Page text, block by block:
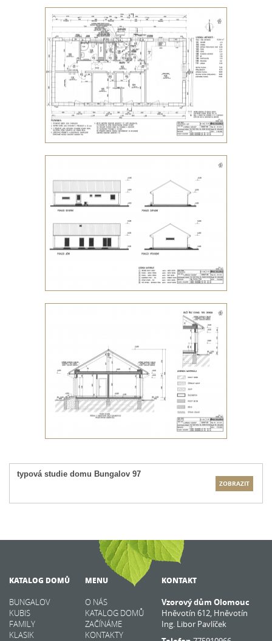
typová studie domu Bungalov 97
ZOBRAZIT
KATALOG DOMŮ
BUNGALOV
KUBIS
FAMILY
KLASIK
MENU
O NÁS
KATALOG DOMŮ
ZAČÍNÁME
KONTAKTY
KONTAKT
Vzorový dům Olomouc
Hněvotín 612, Hněvotín
Ing. Libor Pavlíček